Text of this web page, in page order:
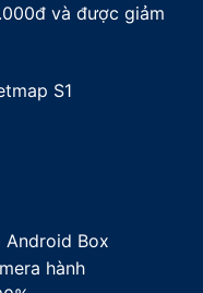
và được giảm
S1
Android Box
hành